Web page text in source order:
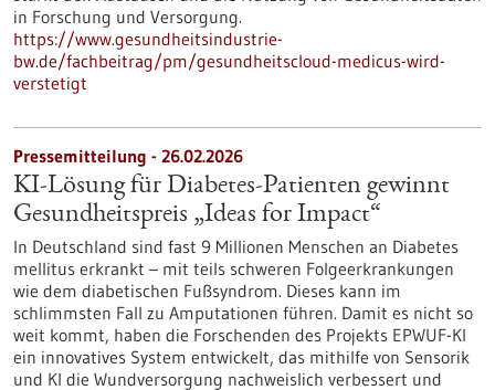
in Forschung und Versorgung.
https://www.gesundheitsindustrie-
bw.de/fachbeitrag/pm/gesundheitscloud-medicus-wird-
verstetigt
Pressemitteilung - 26.02.2026
KI-Lösung für Diabetes-Patienten gewinnt
Gesundheitspreis „Ideas for Impact“
In Deutschland sind fast 9 Millionen Menschen an Diabetes
mellitus erkrankt – mit teils schweren Folgeerkrankungen
wie dem diabetischen Fußsyndrom. Dieses kann im
schlimmsten Fall zu Amputationen führen. Damit es nicht so
weit kommt, haben die Forschenden des Projekts EPWUF-KI
ein innovatives System entwickelt, das mithilfe von Sensorik
und KI die Wundversorgung nachweislich verbessert und